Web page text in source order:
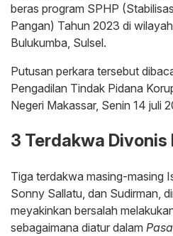
beras program SPHP
Pangan) Tahun 2023 di
Bulukumba, Sulsel.
Putusan perkara tersebut
Pengadilan Tindak Pidana
Negeri Makassar, Senin 14 juli
3 Terdakwa Divonis
Tiga terdakwa masing-masing
Sonny Sallatu, dan Sudirman,
meyakinkan bersalah
sebagaimana diatur dalam